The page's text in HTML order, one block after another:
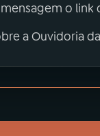
o
a Ouvidoria